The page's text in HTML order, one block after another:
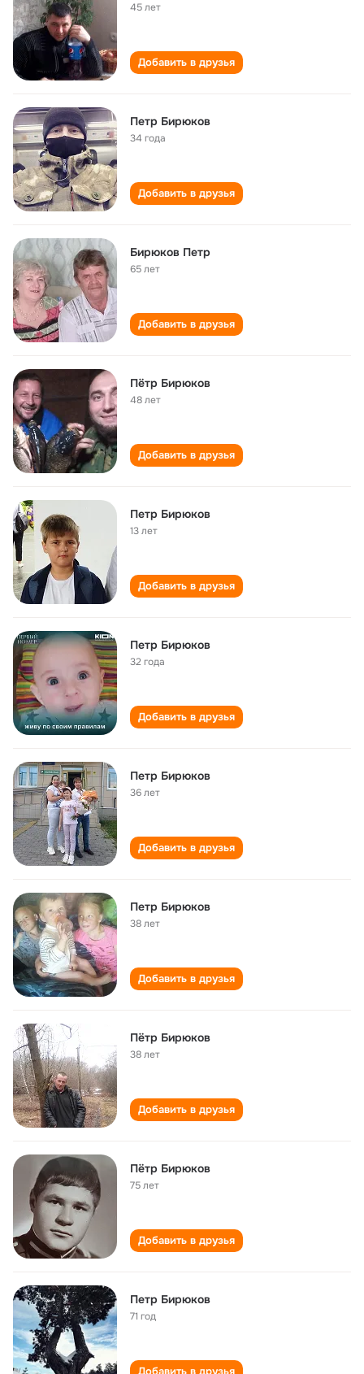
45 лет
Добавить в друзья
Петр Бирюков
34 года
Добавить в друзья
Бирюков Петр
65 лет
Добавить в друзья
Пётр Бирюков
48 лет
Добавить в друзья
Петр Бирюков
13 лет
Добавить в друзья
Петр Бирюков
32 года
Добавить в друзья
Петр Бирюков
36 лет
Добавить в друзья
Петр Бирюков
38 лет
Добавить в друзья
Пётр Бирюков
38 лет
Добавить в друзья
Пётр Бирюков
75 лет
Добавить в друзья
Петр Бирюков
71 год
Добавить в друзья